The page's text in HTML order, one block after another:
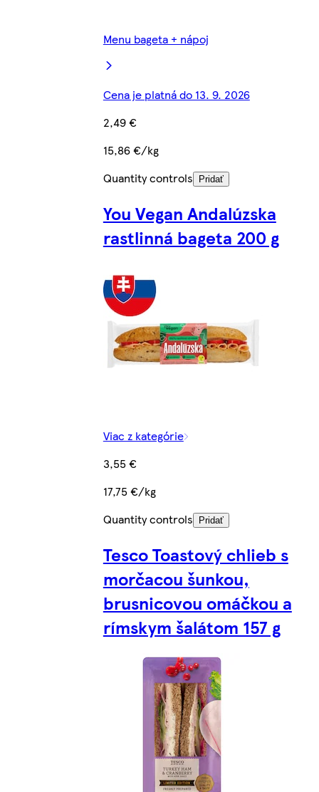
Menu bageta + nápoj
Cena je platná do 13. 9. 2026
2,49 €
15,86 €/kg
Quantity controls
Pridať
You Vegan Andalúzska
rastlinná bageta 200 g
Viac z kategórie
3,55 €
17,75 €/kg
Quantity controls
Pridať
Tesco Toastový chlieb s
morčacou šunkou,
brusnicovou omáčkou a
rímskym šalátom 157 g